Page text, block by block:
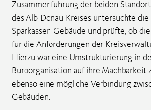
Zusammenführung der beiden
des Alb-Donau-Kreises untersuchte die
Sparkassen-Gebäude und prüfte, ob
für die Anforderungen der
Hierzu war eine Umstrukturierung in
Büroorganisation auf ihre Machbarkeit
ebenso eine mögliche Verbindung
Gebäuden.